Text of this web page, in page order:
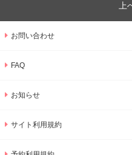
上
お問い合わせ
FAQ
お知らせ
サイト利用規約